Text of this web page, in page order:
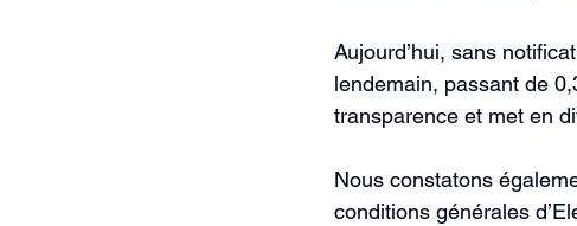
Aujourd’hui, sans
lendemain, passant de
transparence et met en
Nous constatons
conditions générales